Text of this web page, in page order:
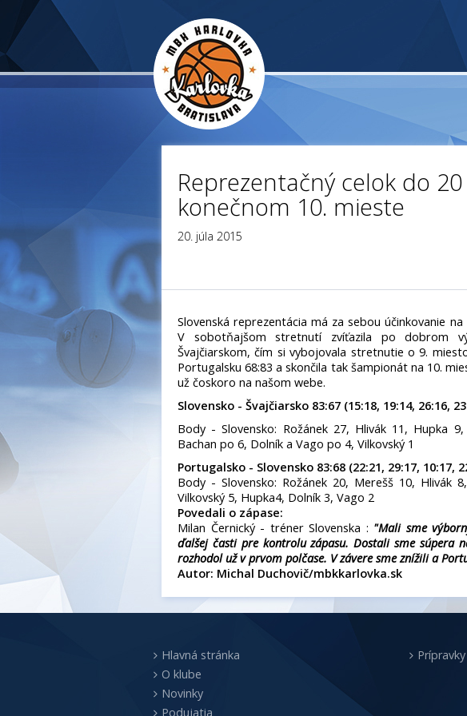
Reprezentačný celok do
konečnom 10. mieste
20. júla 2015
Slovenská reprezentácia má za sebou účinkovanie
V sobotňajšom stretnutí zvíťazila po dobrom
Švajčiarskom, čím si vybojovala stretnutie o 9.
Portugalsku 68:83 a skončila tak šampionát na 10.
už čoskoro na našom webe.
Slovensko - Švajčiarsko 83:67 (15:18, 19:14, 26:16,
Body - Slovensko: Rožánek 27, Hlivák 11, Hupka
Bachan po 6, Dolník a Vago po 4, Vilkovský 1
Portugalsko - Slovensko 83:68 (22:21, 29:17, 10:17,
Body - Slovensko: Rožánek 20, Merešš 10, Hlivák
Vilkovský 5, Hupka4, Dolník 3, Vago 2
Povedali o zápase:
Milan Černický - tréner Slovenska : "Mali sme
ďalšej časti pre kontrolu zápasu. Dostali sme súpera
rozhodol už v prvom polčase. V závere sme znížili a
Autor: Michal Duchovič/mbkkarlovka.sk
Hlavná stránka
O klube
Novinky
Podujatia
Prípravky